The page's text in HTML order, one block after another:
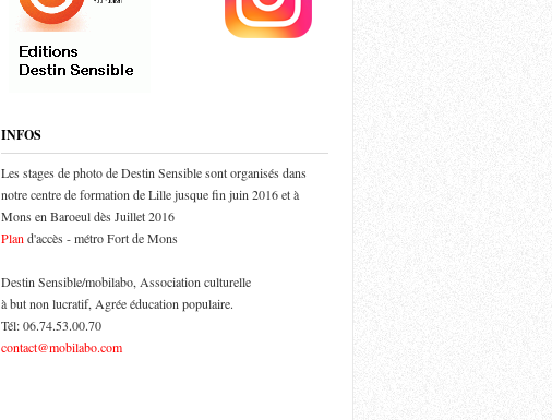
INFOS
Les stages de photo de Destin Sensible sont organisés dans
notre centre de formation de Lille jusque fin juin 2016 et à
Mons en Baroeul dès Juillet 2016
Plan d'accès - métro Fort de Mons
Destin Sensible/mobilabo, Association culturelle
à but non lucratif, Agrée éducation populaire.
Tél: 06.74.53.00.70
contact@mobilabo.com